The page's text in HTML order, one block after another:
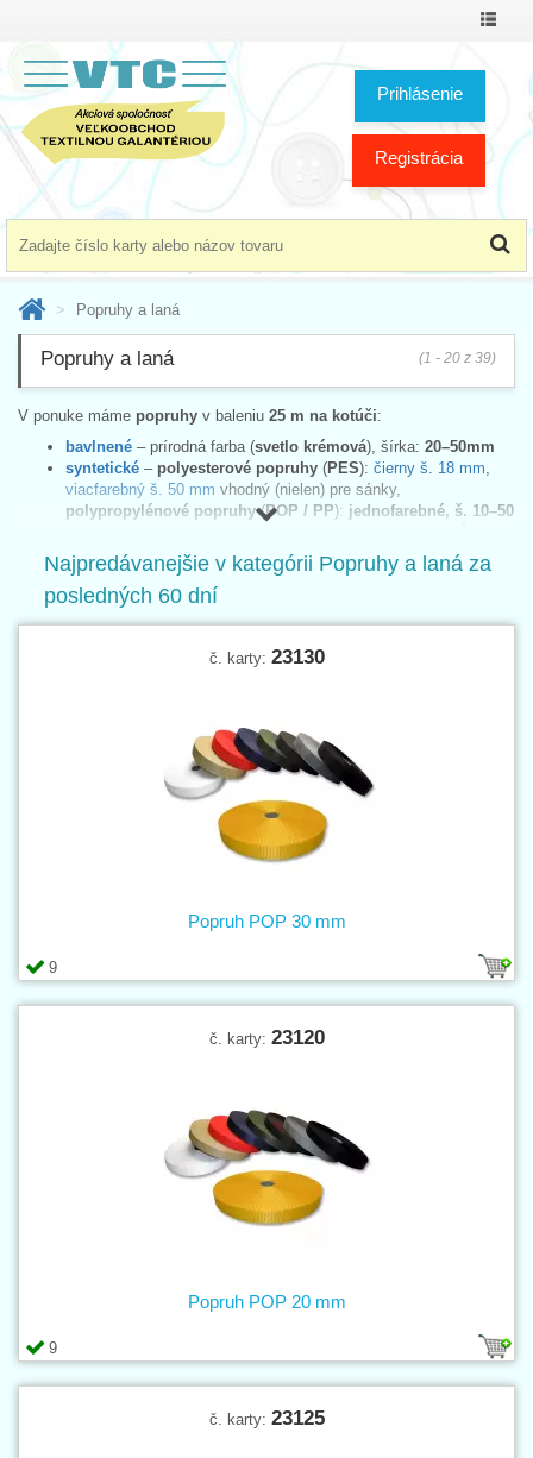
Prepnúť
Prihlásenie
Registrácia
Popruhy a laná
Popruhy a laná (1 - 20 z 39)
V ponuke máme popruhy v baleniu 25 m na kotúči:
bavlnené – prírodná farba (svetlo krémová), šírka: 20–50mm
syntetické – polyesterové popruhy (PES): čierny š. 18 mm
viacfarebný š. 50 mm vhodný (nielen) pre sánky,
polypropylénové popruhy(POP / PP): jednofarebné, š. 10–50
pruhmi.
Gumová lana (gumolana)
ponúkame vo 3 farebných variáciách:
čiernaapestrá; balenie po10 a 50m
130%.
Najpredávanejšie v kategórii Popruhy a laná za
posledných 60 dní
č. karty: 23130
9
Popruh POP 30 mm
č. karty: 23120
9
Popruh POP 20 mm
č. karty: 23125